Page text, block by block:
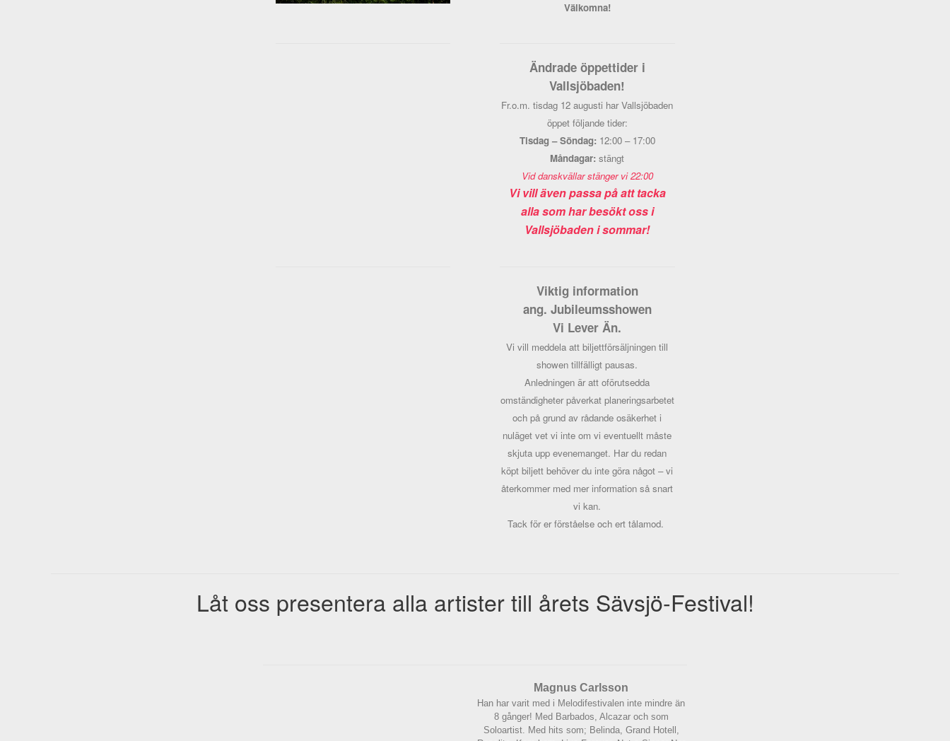
Välkomna!
Ändrade öppettider i
Vallsjöbaden!
Fr.o.m. tisdag 12 augusti har Vallsjöbaden
öppet följande tider:
Tisdag – Söndag: 12:00 – 17:00
Måndagar: stängt
Vid danskvällar stänger vi 22:00
Vi vill även passa på att tacka
alla som har besökt oss i
Vallsjöbaden i sommar!
Viktig information
ang. Jubileumsshowen
Vi Lever Än.
Vi vill meddela att biljettförsäljningen till
showen tillfälligt pausas.
Anledningen är att oförutsedda
omständigheter påverkat planeringsarbetet
och på grund av rådande osäkerhet i
nuläget vet vi inte om vi eventuellt måste
skjuta upp evenemanget. Har du redan
köpt biljett behöver du inte göra något – vi
återkommer med mer information så snart
vi kan.
Tack för er förståelse och ert tålamod.
Låt oss presentera alla artister till årets Sävsjö-Festival!
Magnus Carlsson
Han har varit med i Melodifestivalen inte mindre än
8 gånger! Med Barbados, Alcazar och som
Soloartist. Med hits som; Belinda, Grand Hotell,